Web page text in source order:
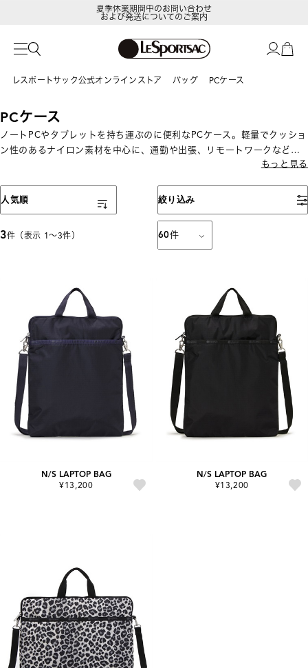
夏季休業期間中のお問い合わせ
および発送についてのご案内
レスポートサック公式オンラインストア バッグ PCケース
PCケース
ノートPCやタブレットを持ち運ぶのに便利なPCケース。軽量でクッショ
ン性のあるナイロン素材を中心に、通勤や出張、リモートワークなどの
もっと見る
絞り込み
3件（表示 1〜3件） 60件
表示順
人気順
N/S LAPTOP BAG
¥13,200
N/S LAPTOP BAG
¥13,200